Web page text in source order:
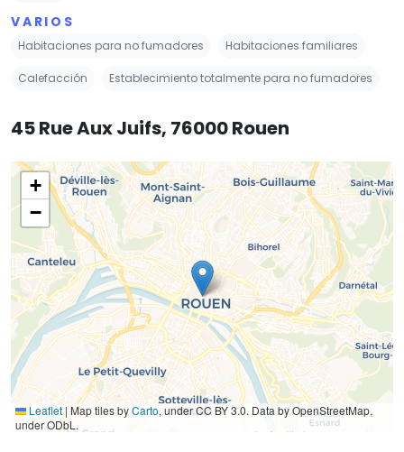
VARIOS
Habitaciones para no fumadores Habitaciones familiares
Calefacción Establecimiento totalmente para no fumadores
45 Rue Aux Juifs, 76000 Rouen
+
−
Leaflet | Map tiles byCarto, under CC BY 3.0. Data by OpenStreetMap,
under ODbL.